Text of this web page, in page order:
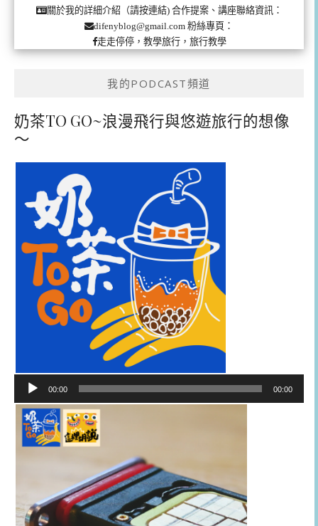
關於我的詳細介紹（請按連結)合作提案、講座聯絡資訊：
difenyblog@gmail.com 粉絲專頁：
走走停停，教學旅行，旅行教學
我的PODCAST頻道
奶茶TO GO~浪漫飛行與悠遊旅行的想像
～
播
器
00:00 00:00